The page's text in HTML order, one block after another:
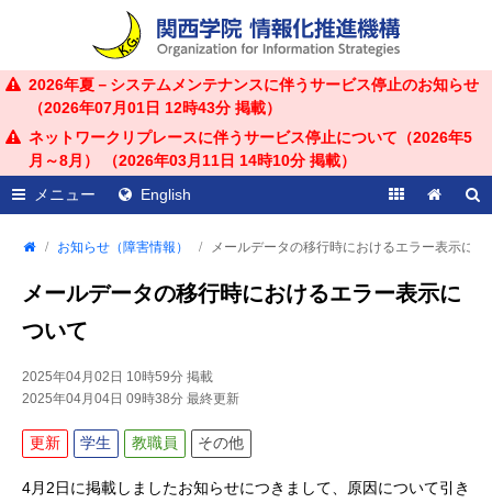
2026年夏－システムメンテナンスに伴うサービス停止のお知らせ
（2026年07月01日 12時43分 掲載）
ネットワークリプレースに伴うサービス停止について（2026年5
月～8月） （2026年03月11日 14時10分 掲載）
メニュー
English
お知らせ（障害情報） メールデータの移行時におけるエラー表示につ
メールデータの移行時におけるエラー表示に
ついて
2025年04月02日 10時59分 掲載
2025年04月04日 09時38分 最終更新
更新 学生 教職員 その他
4月2日に掲載しましたお知らせにつきまして、原因について引き